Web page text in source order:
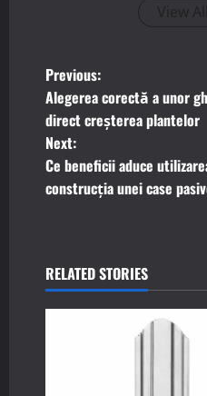
View
P
o
s
t
a
v
Previous:
Alegerea corectă a unor
direct creșterea plantelor
Next:
Ce beneficii aduce
construcția unei case
RELATED STORIES